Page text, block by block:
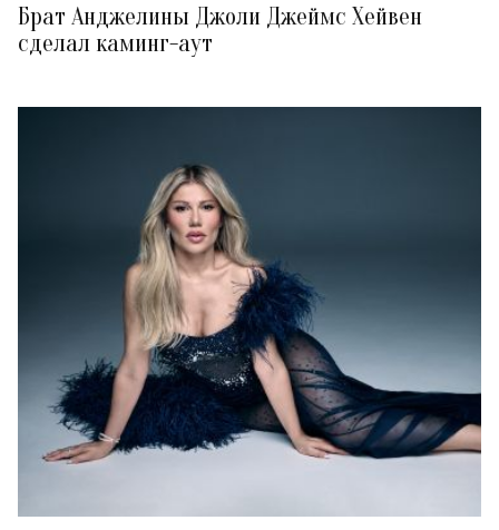
Брат Анджелины Джоли Джеймс Хейвен
сделал каминг-аут